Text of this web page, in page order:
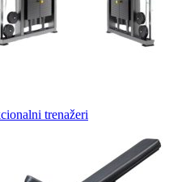
trenažeri